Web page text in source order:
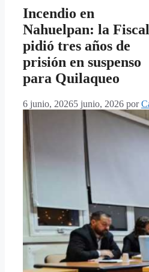
Incendio en
Nahuelpan: la
pidió tres años de
prisión en suspenso
para Quilaqueo
6 junio, 20265 junio, 2026 por